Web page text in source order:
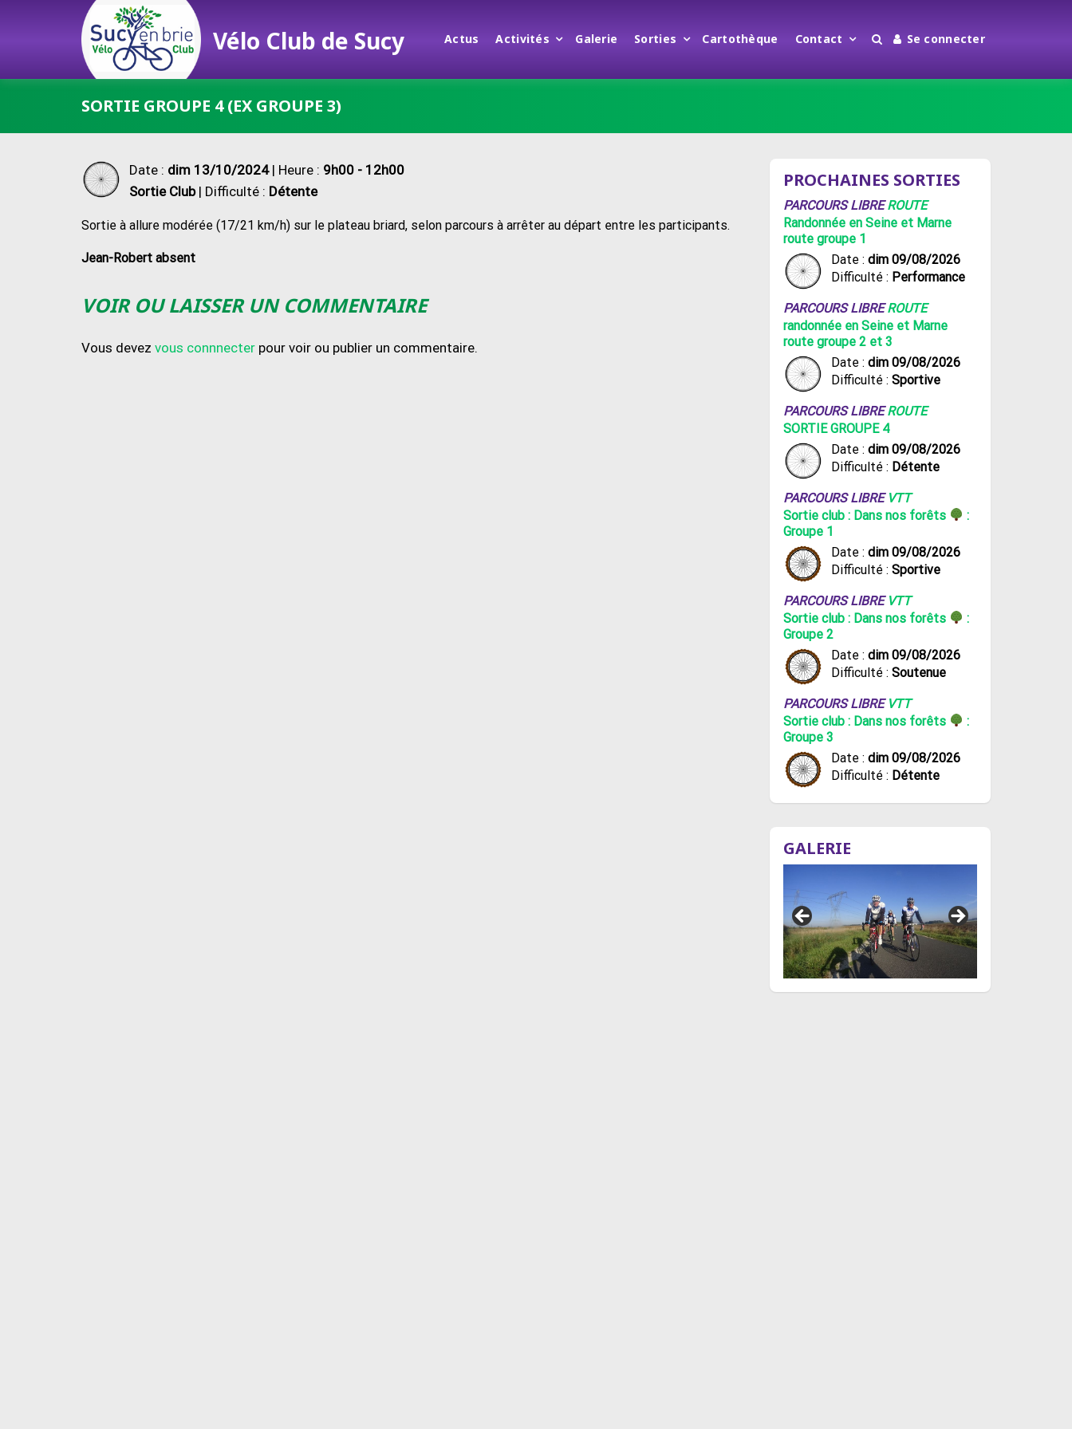
Vélo Club de Sucy Actus Activités Galerie Sorties Cartothèque Contact Se connecter
SORTIE GROUPE 4 (EX GROUPE 3)
Date : dim 13/10/2024| Heure : 9h00 - 12h00
Sortie Club| Difficulté : Détente
Sortie à allure modérée (17/21 km/h) sur le plateau briard, selon parcours à arrêter au départ entre les participants.
Jean-Robert absent
VOIR OU LAISSER UN COMMENTAIRE
Vous devez vous connnecter pour voir ou publier un commentaire.
PROCHAINES SORTIES
PARCOURS LIBREROUTE
Randonnée en Seine et Marne
route groupe 1
Date : dim 09/08/2026
Difficulté : Performance
PARCOURS LIBREROUTE
randonnée en Seine et Marne
route groupe 2 et 3
Date : dim 09/08/2026
Difficulté : Sportive
PARCOURS LIBREROUTE
SORTIE GROUPE 4
Date : dim 09/08/2026
Difficulté : Détente
PARCOURS LIBRE VTT
Sortie club : Dans nos forêts
:
Groupe 1
Date : dim 09/08/2026
Difficulté : Sportive
PARCOURS LIBRE VTT
Sortie club : Dans nos forêts
:
Groupe 2
Date : dim 09/08/2026
Difficulté : Soutenue
PARCOURS LIBRE VTT
Sortie club : Dans nos forêts
:
Groupe 3
Date : dim 09/08/2026
Difficulté : Détente
GALERIE